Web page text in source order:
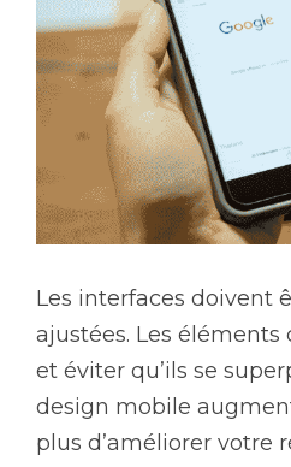
Les interfaces doivent
ajustées. Les
et éviter qu’ils se
design mobile
plus d’améliorer votre